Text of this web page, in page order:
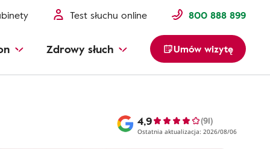
Test słuchu online 800 888 899
Zdrowy słuch Umów wizytę
4,9 (91)
Ostatnia aktualizacja: 2026/08/06